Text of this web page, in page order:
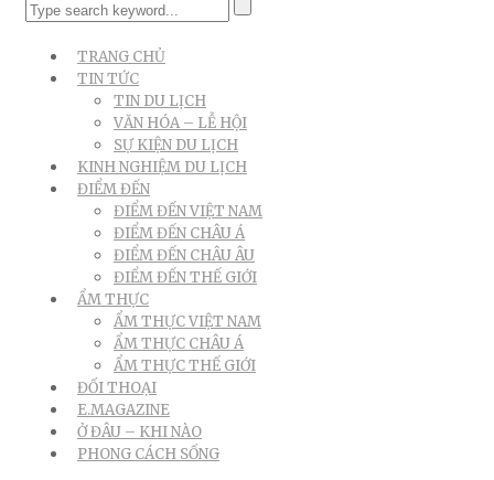
TRANG CHỦ
TIN TỨC
TIN DU LỊCH
VĂN HÓA – LỄ HỘI
SỰ KIỆN DU LỊCH
KINH NGHIỆM DU LỊCH
ĐIỂM ĐẾN
ĐIỂM ĐẾN VIỆT NAM
ĐIỂM ĐẾN CHÂU Á
ĐIỂM ĐẾN CHÂU ÂU
ĐIỂM ĐẾN THẾ GIỚI
ẨM THỰC
ẨM THỰC VIỆT NAM
ẨM THỰC CHÂU Á
ẨM THỰC THẾ GIỚI
ĐỐI THOẠI
E.MAGAZINE
Ở ĐÂU – KHI NÀO
PHONG CÁCH SỐNG